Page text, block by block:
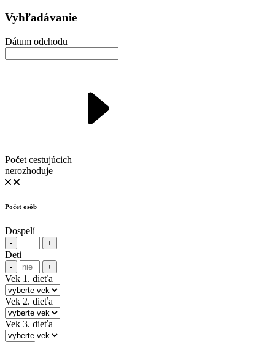
Vyhľadávanie
Dátum odchodu
Počet cestujúcich
nerozhoduje
Počet osôb
Dospelí
- +
Deti
- +
Vek 1. dieťa
Vek 2. dieťa
Vek 3. dieťa